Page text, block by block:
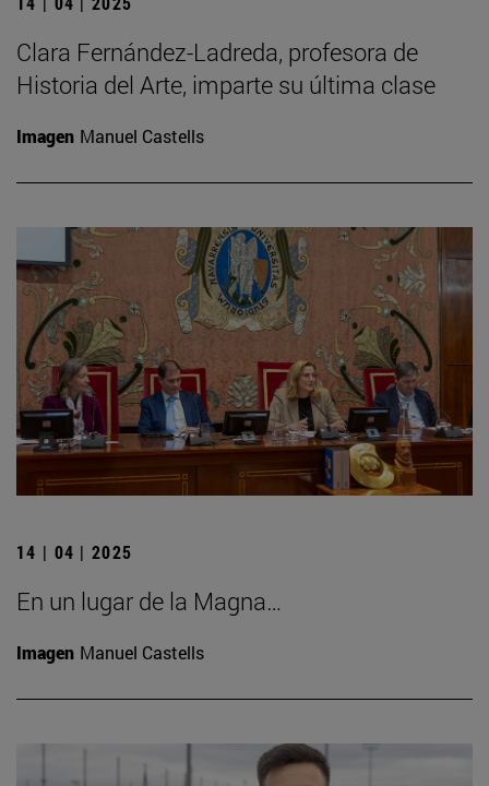
Clara Fernández-Ladreda, profesora de
Historia del Arte, imparte su última clase
Imagen Manuel Castells
14 | 04 | 2025
En un lugar de la Magna…
Imagen Manuel Castells